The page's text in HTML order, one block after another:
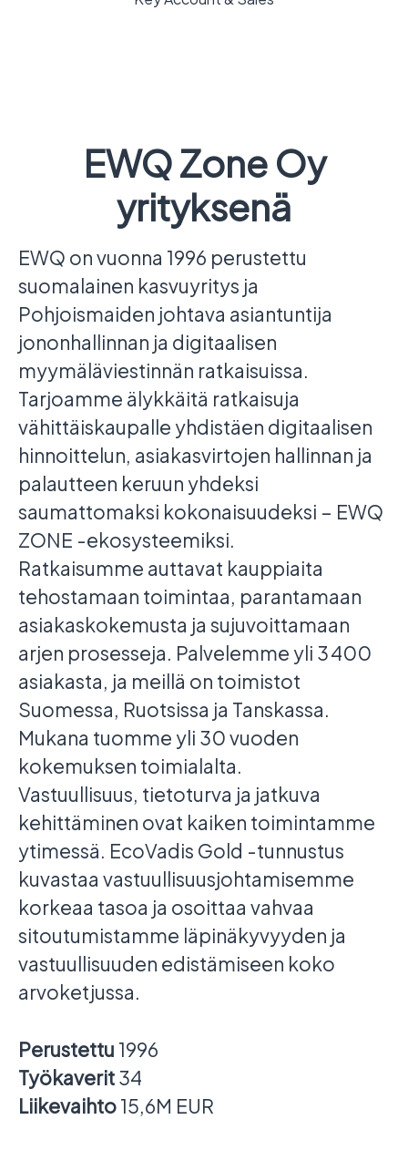
EWQ Zone Oy
yrityksenä
EWQ on vuonna 1996 perustettu
suomalainen kasvuyritys ja
Pohjoismaiden johtava asiantuntija
jononhallinnan ja digitaalisen
myymäläviestinnän ratkaisuissa.
Tarjoamme älykkäitä ratkaisuja
vähittäiskaupalle yhdistäen digitaalisen
hinnoittelun, asiakasvirtojen hallinnan ja
palautteen keruun yhdeksi
saumattomaksi kokonaisuudeksi – EWQ
ZONE -ekosysteemiksi.
Ratkaisumme auttavat kauppiaita
tehostamaan toimintaa, parantamaan
asiakaskokemusta ja sujuvoittamaan
arjen prosesseja. Palvelemme yli 3 400
asiakasta, ja meillä on toimistot
Suomessa, Ruotsissa ja Tanskassa.
Mukana tuomme yli 30 vuoden
kokemuksen toimialalta.
Vastuullisuus, tietoturva ja jatkuva
kehittäminen ovat kaiken toimintamme
ytimessä. EcoVadis Gold -tunnustus
kuvastaa vastuullisuusjohtamisemme
korkeaa tasoa ja osoittaa vahvaa
sitoutumistamme läpinäkyvyyden ja
vastuullisuuden edistämiseen koko
arvoketjussa.
Perustettu 1996
Työkaverit34
Liikevaihto15,6M EUR